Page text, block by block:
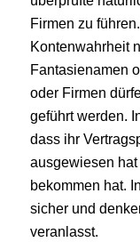
Firmen zu
Kontenwahrheit
Fantasienamen
oder Firmen
geführt werden.
dass ihr
ausgewiesen
bekommen hat.
sicher und
veranlasst.